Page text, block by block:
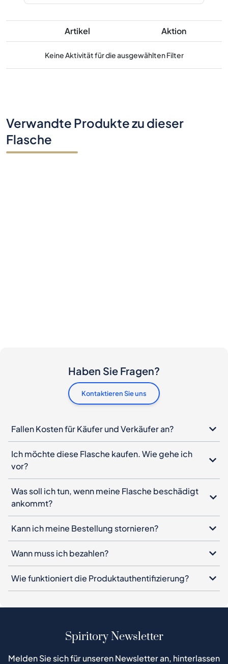
Artikel Aktion
Keine Aktivität für die ausgewählten Filter
Verwandte Produkte zu dieser
Flasche
Haben Sie Fragen?
Kontaktieren Sie uns
Fallen Kosten für Käufer und Verkäufer an?
Ich möchte diese Flasche kaufen. Wie gehe ich
vor?
Was soll ich tun, wenn meine Flasche beschädigt
ankommt?
Kann ich meine Bestellung stornieren?
Wann muss ich bezahlen?
Wie funktioniert die Produktauthentifizierung?
Spiritory Newsletter
Melden Sie sich für unseren Newsletter an, hinterlassen